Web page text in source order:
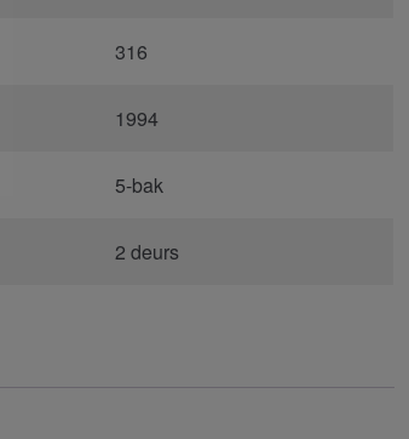
316
1994
5-bak
2 deurs